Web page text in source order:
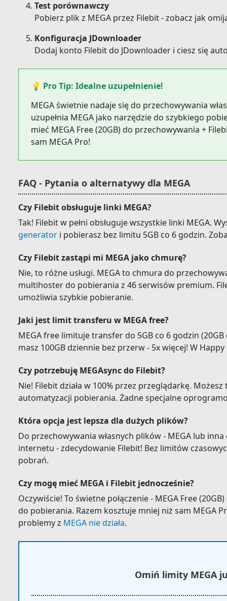
Test porównawczy
Pobierz plik z MEGA przez Filebit - zobacz jak
Konfiguracja JDownloader
Dodaj konto Filebit do JDownloader i ciesz się
💡 Pro Tip: Idealne uzupełnienie!
MEGA świetnie nadaje się do przechowywania
uzupełnia MEGA jako narzędzie do szybkiego
mieć MEGA Free (20GB) do przechowywania +
sam MEGA Pro!
FAQ - Pytania o alternatywy dla MEGA
Czy Filebit obsługuje linki MEGA?
Tak! Filebit w pełni obsługuje wszystkie linki MEGA.
generator i pobierasz bez limitu 5GB co 6 godzin.
Czy Filebit zastąpi mi MEGA jako chmurę?
Nie, to różne usługi. MEGA to chmura do
multihoster do pobierania z 46 serwisów premium.
umożliwia szybkie pobieranie.
Jaki jest limit transferu w MEGA free?
MEGA free limituje transfer do 5GB co 6 godzin
masz 100GB dziennie bez przerw - 5x więcej! W
Czy potrzebuję MEGAsync do Filebit?
Nie! Filebit działa w 100% przez przeglądarkę.
automatyzacji pobierania. Żadne specjalne
Która opcja jest lepsza dla dużych plików?
Do przechowywania własnych plików - MEGA lub
internetu - zdecydowanie Filebit! Bez limitów
pobrań.
Czy mogę mieć MEGA i Filebit jednocześnie?
Oczywiście! To świetne połączenie - MEGA Free
do pobierania. Razem kosztuje mniej niż sam MEGA
problemy z MEGA nie działa.
Omiń limity MEGA